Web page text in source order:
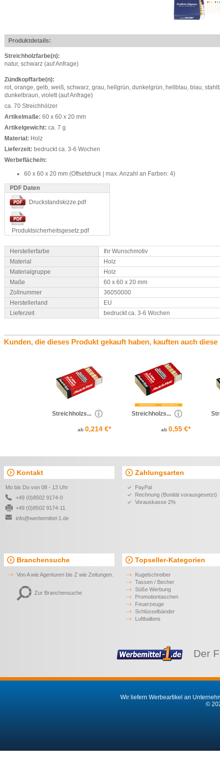
Produktdetails:
Streichholzfarbe(n):
natur, schwarz (auf Anfrage)
Zündkopffarbe(n):
rot, orange, gelb, weiß, schwarz, grau, hellgrün, dunkelgrün, hellblau, blau,
dunkelbraun, violett (auf Anfrage)
ca. 70 Streichhölzer
Artikelmaße: 60 x 60 x 20 mm
Artikelgewicht: ca. 7 g
Material: Holz
Lieferzeit: bedruckt ca. 3-6 Wochen
Werbefläche/n:
60 x 60 x 20 mm (Offsetdruck | max. Anzahl an Farben: 4)
PDF Daten
Druckstandskizze.pdf
Produktsicherheitsgesetz.pdf
Herstellerfarbe
Ihr Wunschmotiv
Material
Holz
Materialgruppe
Holz
Maße
60 x 60 x 20 mm
Zollnummer
36050000
Herstellerland
EU
Lieferzeit
bedruckt ca. 3-6 Wochen
Kunden, die dieses Produkt gekauft haben, kauften auch
Streichholzs...
ab 0,214 €*
Streichholzs...
ab 0,55 €*
Kontakt
Mo bis Do von 08 - 13 Uhr
+49 (0)8502 9174-0
+49 (0)8502 9174-11
info@werbemittel-1.de
Zahlungsarten
PayPal
Rechnung (Bonität vorausgesetzt)
Vorauskasse 2%
Branchensuche
Von A wie Agenturen bis Z wie Zeitungen.
Zur Branchensuche
Topseller-Kategorien
Kugelschreiber
Tassen / Becher
Süße Werbung
Promotiontaschen
Feuerzeuge
Schlüsselbänder
Luftballons
Der
Wir liefern Werbeartikel an
©